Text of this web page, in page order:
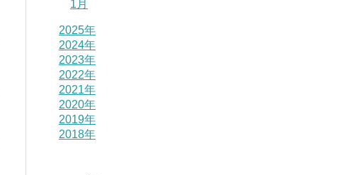
1月
2025年
2024年
2023年
2022年
2021年
2020年
2019年
2018年